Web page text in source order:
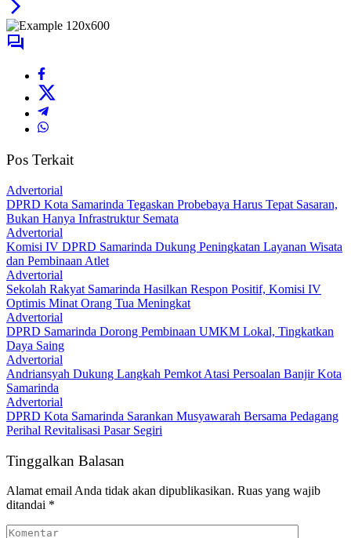
Pos Terkait
Advertorial
DPRD Kota Samarinda Tegaskan Probebaya Harus Tepat Sasaran,
Bukan Hanya Infrastruktur Semata
Advertorial
Komisi IV DPRD Samarinda Dukung Peningkatan Layanan Wisata
dan Pembinaan Atlet
Advertorial
Sekolah Rakyat Samarinda Hasilkan Respon Positif, Komisi IV
Optimis Minat Orang Tua Meningkat
Advertorial
DPRD Samarinda Dorong Pembinaan UMKM Lokal, Tingkatkan
Daya Saing
Advertorial
Andriansyah Dukung Langkah Pemkot Atasi Persoalan Banjir Kota
Samarinda
Advertorial
DPRD Kota Samarinda Sarankan Musyawarah Bersama Pedagang
Perihal Revitalisasi Pasar Segiri
Tinggalkan Balasan
Alamat email Anda tidak akan dipublikasikan. Ruas yang wajib
ditandai *